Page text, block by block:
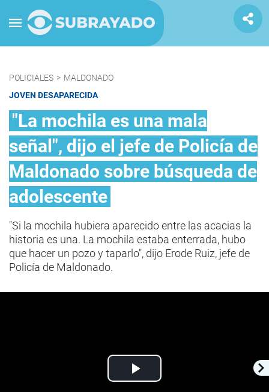
POLICIALES > MALDONADO
JOVEN DESAPARECIDA
"La mochila es una mala
señal", dijo el jefe de Policía de
Maldonado sobre búsqueda de
adolescente
"Si la mochila hubiera aparecido entre las acacias la
historia es una. La mochila estaba enterrada, hubo
que hacer un pozo y taparlo", dijo Erode Ruiz, jefe de
Policía de Maldonado.
Play